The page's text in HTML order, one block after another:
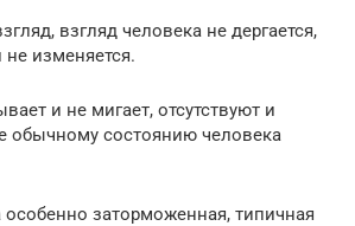
взгляд человека не дергается,
не изменяется.
и не мигает, отсутствуют и
обычному состоянию человека
особенно заторможенная, типичная